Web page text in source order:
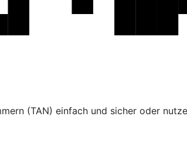
(TAN) einfach und sicher oder